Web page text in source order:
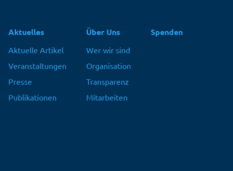
Aktuelles
Aktuelle Artikel
Veranstaltungen
Presse
Publikationen
Über Uns
Wer wir sind
Organisation
Transparenz
Mitarbeiten
Spenden